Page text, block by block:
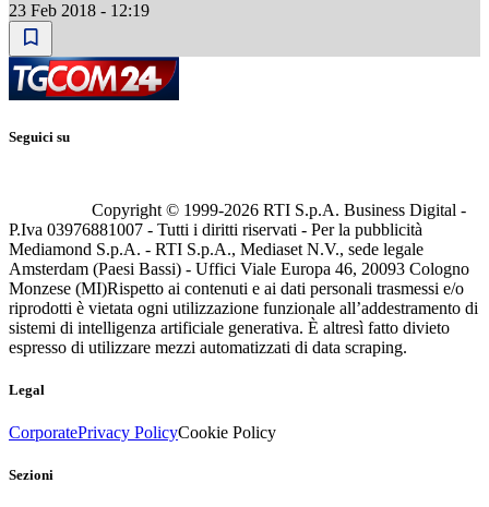
23 Feb 2018 - 12:19
Seguici su
Copyright © 1999-2026 RTI S.p.A. Business Digital -
P.Iva 03976881007 - Tutti i diritti riservati - Per la pubblicità
Mediamond S.p.A. - RTI S.p.A., Mediaset N.V., sede legale
Amsterdam (Paesi Bassi) - Uffici Viale Europa 46, 20093 Cologno
Monzese (MI)Rispetto ai contenuti e ai dati personali trasmessi e/o
riprodotti è vietata ogni utilizzazione funzionale all’addestramento di
sistemi di intelligenza artificiale generativa. È altresì fatto divieto
espresso di utilizzare mezzi automatizzati di data scraping.
Legal
CorporatePrivacy PolicyCookie Policy
Sezioni